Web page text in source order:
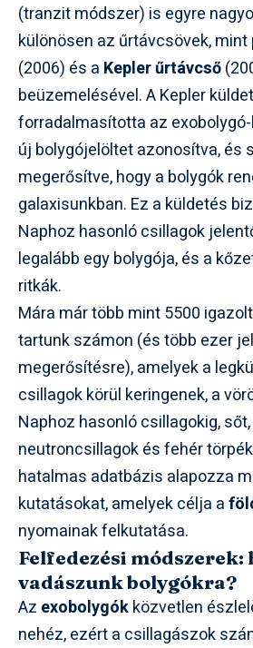
(tranzit módszer) is egyre
különösen az űrtávcsövek, mint
(2006) és a Kepler űrtávcső
beüzemelésével. A Kepler
forradalmasította az
új bolygójelöltet azonosítva, és
megerősítve, hogy a bolygók
galaxisunkban. Ez a küldetés
Naphoz hasonló csillagok
legalább egy bolygója, és a
ritkák.
Mára már több mint 5500 igazolt
tartunk számon (és több ezer
megerősítésre), amelyek a
csillagok körül keringenek, a
Naphoz hasonló csillagokig,
neutroncsillagok és fehér
hatalmas adatbázis alapozza
kutatásokat, amelyek célja a
nyomainak felkutatása.
Felfedezési módszerek:
vadászunk bolygókra?
Az exobolygókközvetlen
nehéz, ezért a csillagászok